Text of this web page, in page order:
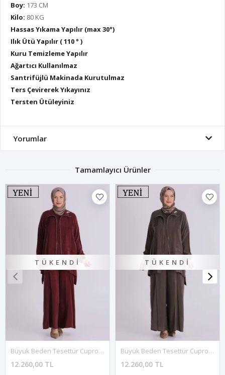
Boy: 173 CM
Kilo: 80 KG
Hassas Yıkama Yapılır (max 30°)
Ilık Ütü Yapılır ( 110 ° )
Kuru Temizleme Yapılır
Ağartıcı Kullanılmaz
Santrifüjlü Makinada Kurutulmaz
Ters Çevirerek Yıkayınız
Tersten Ütüleyiniz
Yorumlar
Tamamlayıcı Ürünler
TÜKENDI
Büyük Beden Tesettür Cupro Üçlü Pantolonlu Takım 70021 Yakut
12.260,00 TL
TÜKENDI
Büyük Beden Tesettür Cupro Üçlü Pantolonlu Takım 70021 Koyu Vizon
12.260,00 TL